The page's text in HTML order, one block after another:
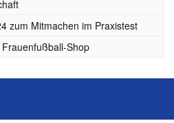
zum Mitmachen im Praxistest
Shop